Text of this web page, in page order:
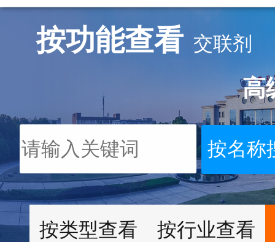
按功能查看 交联剂
高
按类型查看 按行业查看